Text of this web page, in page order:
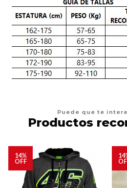
Puede que te
Productos
14%
OFF